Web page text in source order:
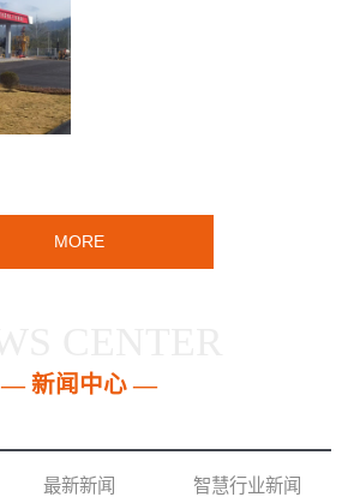
MORE
— 新闻中心 —
最新新闻 智慧行业新闻